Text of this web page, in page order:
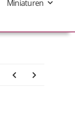
Miniaturen